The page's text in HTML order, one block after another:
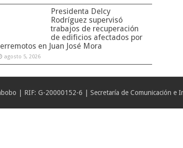
Presidenta Delcy
Rodríguez supervisó
trabajos de recuperación
de edificios afectados por
en Juan José Mora
agosto 5, 2026
| RIF: G-20000152-6 | Secretaría de Comunicación e